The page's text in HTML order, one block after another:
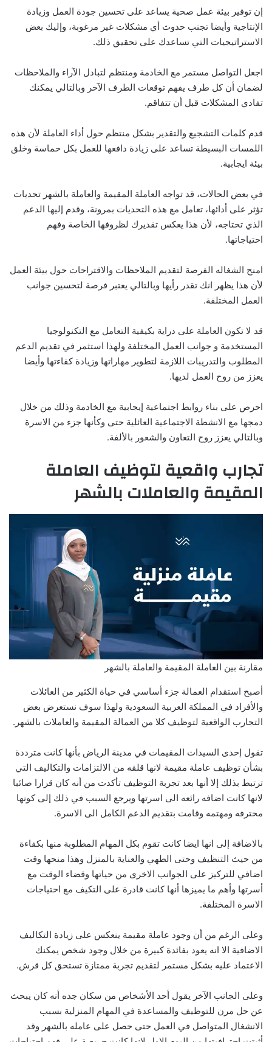
إن توفير بيئة عمل صحية يساعد على تحسين جودة العمل وزيادة
الإنتاجية وأيضا تجنب حدوث أي مشكلات غير مرغوبة، وإليك بعض
الاستراتيجيات التي تساعدك على تحقيق ذلك.
اجعل التواصل مستمر مع الخادمة ومنتظم لتبادل الآراء والملاحظات
لضمان أن كل طرف يفهم توقعات الطرف الآخر وبالتالي يمكنك
تفادي المشكلات قبل أن تتفاقم.
قدم كلمات التشجيع والتقدير بشكل منتظم حول أداء العاملة لأن هذه
اللمسات البسيطة تساعد على زيادة دافعها للعمل بكل حماسة وخلق
بيئة ايجابية.
في بعض الحالات، قد تواجه العاملة المقيمة والعاملة بالشهر تحديات
تؤثر على أدائها، تعامل مع هذه التحديات بمرونة، وقدم إليها الدعم
الذي تحتاجه، لأن هذا يعكس تقديرك لظروفها الخاصة وفهم
احتياجاتها.
امنح الشغاله الفرصة لتقديم الملاحظات والاقتراحات حول بيئة العمل
لأن هذا يظهر انك تقدر رأيها وبالتالي يعتبر فرصة لتحسين جوانب
العمل المختلفة.
قد لا تكون العاملة على دراية بكيفية التعامل مع التكنولوجيا
المستخدمة و جوانب العمل المختلفة ولهذا استثمر في تقديم الدعم
المطلوب والتدريبات اللازمة لتطوير مهاراتها وزيادة كفاءتها وأيضا
يعزز من روح العمل لديها.
احرص على بناء روابط اجتماعية إيجابية مع الخادمة وذلك من خلال
دمجها مع الانشطة الاجتماعية العائلية حتى وكأنها جزء من الاسرة
وبالتالي يعزز روح التعاون والشعور بالألفة.
تجارب واقعية لتوظيف العاملة
المقيمة والعاملات بالشهر
مقارنة بين العاملة المقيمة والعاملة بالشهر
أصبح استقدام العمالة جزء أساسي في حياة الكثير من العائلات
والأفراد في المملكة العربية السعودية ولهذا سوف نستعرض بعض
التجارب الواقعية لتوظيف كلا من العمالة المقيمة والعاملات بالشهر.
تقول إحدى السيدات المقيمات في مدينة الرياض بأنها كانت مترددة
بشأن توظيف عاملة مقيمة لانها قلقه من الالتزامات والتكاليف التي
ترتبط بذلك إلا أنها بعد تجربة التوظيف تأكدت من أنه كان قرارا صائبا
لانها كانت اضافه رائعه الى اسرتها ويرجع السبب في ذلك إلى كونها
محترفه ومهتمه وقامت بتقديم الدعم الكامل الى الاسرة.
بالاضافة إلى انها ايضا كانت تقوم بكل المهام المطلوبة منها بكفاءة
من حيث التنظيف وحتى الطهي والعناية بالمنزل وهذا منحها وقت
اضافي للتركيز على الجوانب الاخرى من حياتها وقضاء الوقت مع
أسرتها وأهم ما يميزها أنها كانت قادرة على التكيف مع احتياجات
الاسرة المختلفة.
وعلى الرغم من أن وجود عاملة مقيمة ينعكس على زيادة التكاليف
الاضافية الا انه يعود بفائدة كبيرة من خلال وجود شخص يمكنك
الاعتماد عليه بشكل مستمر لتقديم تجربة ممتازة تستحق كل قرش.
وعلى الجانب الآخر يقول أحد الأشخاص من سكان جده أنه كان يبحث
عن حل مرن للتوظيف والمساعدة في المهام المنزلية بسبب
الانشغال المتواصل في العمل حتى حصل على عامله بالشهر وقد